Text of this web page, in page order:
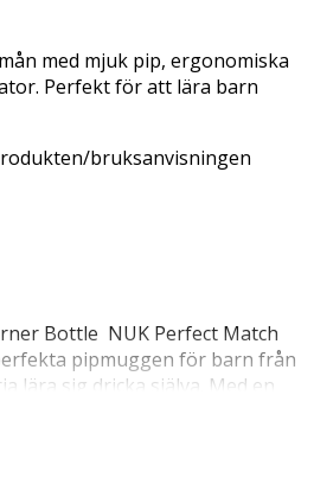
med mjuk pip, ergonomiska
Perfekt för att lära barn
bruksanvisningen
Bottle NUK Perfect Match
pipmuggen för barn från
lära sig dricka själva. Med en
gör denna träningsmugg
mugg enkel, trygg och
flexibla pipen i